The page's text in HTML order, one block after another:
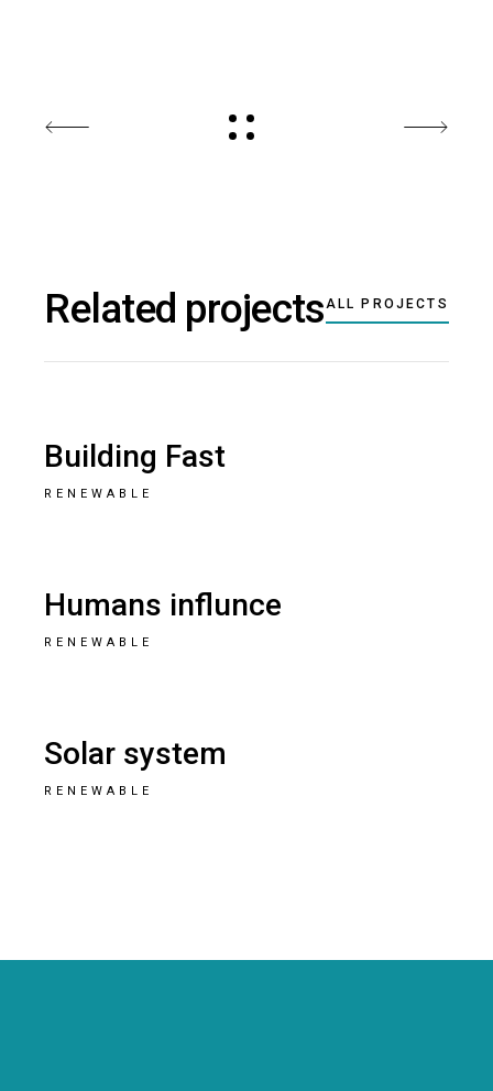
Related projectsALL PROJECTS
Building Fast
RENEWABLE
Humans influnce
RENEWABLE
Solar system
RENEWABLE